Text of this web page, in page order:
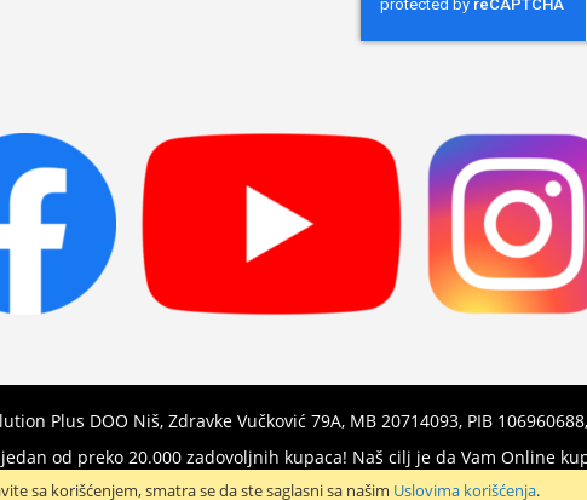
sa korišćenjem, smatra se da ste saglasni sa našim Uslovima korišćenja.
Our
Newsletter:
Plus DOO Niš, Zdravke Vučković 79A, MB 20714093, PIB
od preko 20.000 zadovoljnih kupaca! Naš cilj je da Vam Online
Hvala Vam što kupujete preko našeg web sajta!